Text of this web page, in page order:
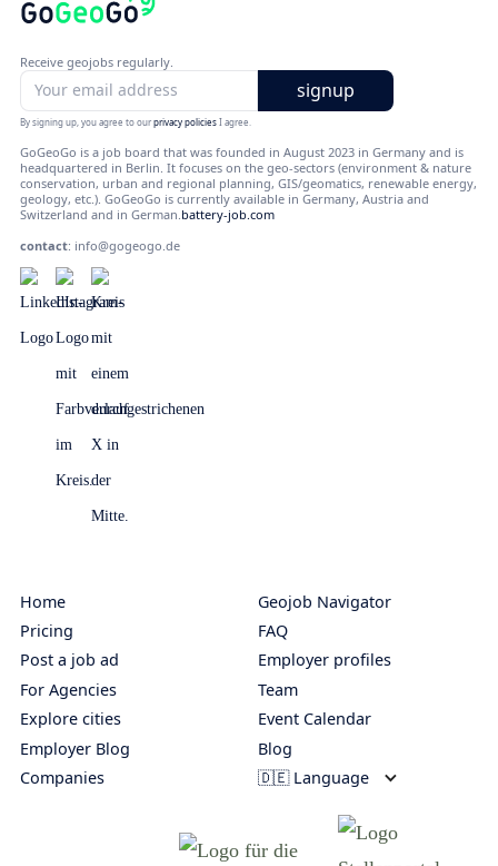
Receive geojobs regularly.
By signing up, you agree to ourprivacy policiesI agree.
GoGeoGo is a job board that was founded in August 2023 in Germany and is
headquartered in Berlin. It focuses on the geo-sectors (environment & nature
conservation, urban and regional planning, GIS/geomatics, renewable energy,
geology, etc.). GoGeoGo is currently available in Germany, Austria and
Switzerland and in German. battery-job.com
contact: info@gogeogo.de
Home
Pricing
Post a job ad
For Agencies
Explore cities
Employer Blog
Companies
Geojob Navigator
FAQ
Employer profiles
Team
Event Calendar
Blog
🇩🇪 Language